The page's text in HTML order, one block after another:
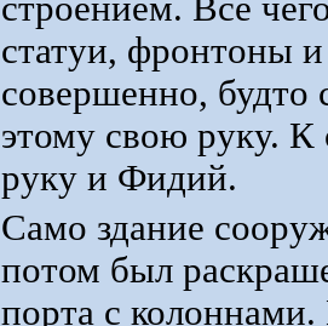
строением. Все
статуи, фронтоны
совершенно, будто
этому свою руку.
руку и Фидий.
Само здание
потом был
порта с